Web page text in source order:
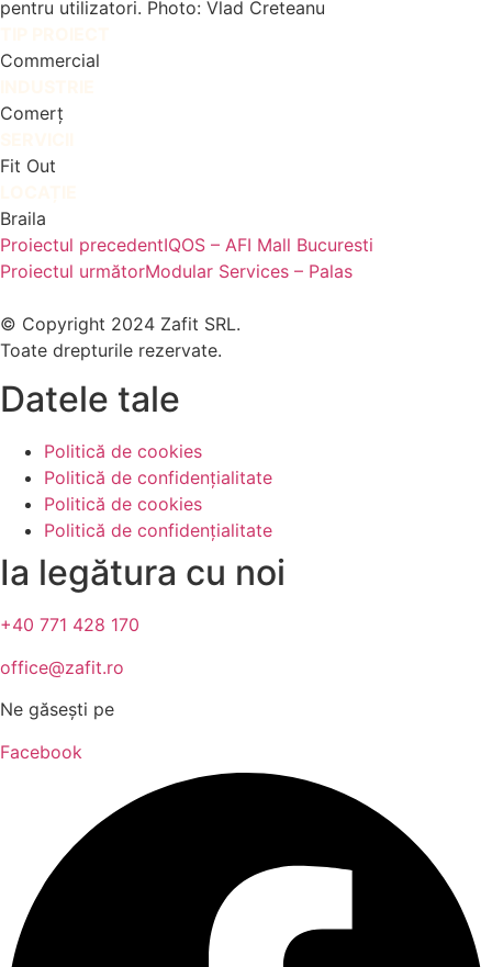
pentru utilizatori. Photo: Vlad Creteanu
Commercial
Comerț
Fit Out
Braila
Proiectul precedentIQOS – AFI Mall Bucuresti
Proiectul următorModular Services – Palas
© Copyright 2024 Zafit SRL.
Toate drepturile rezervate.
Datele tale
Politică de cookies
Politică de confidențialitate
Politică de cookies
Politică de confidențialitate
Ia legătura cu noi
+40 771 428 170
office@zafit.ro
Ne găsești pe
Facebook